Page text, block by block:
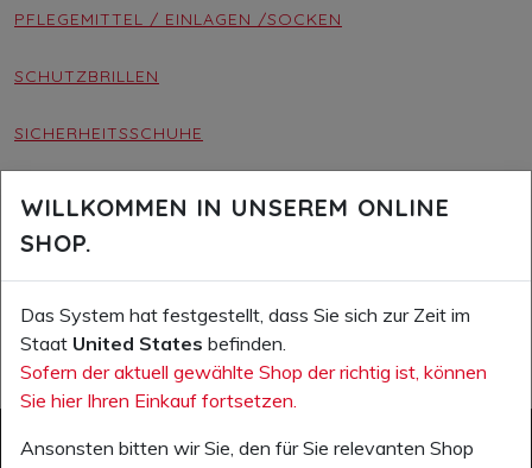
PFLEGEMITTEL / EINLAGEN /SOCKEN
SCHUTZBRILLEN
SICHERHEITSSCHUHE
SPORT- UND FREIZEITSCHUHE
WILLKOMMEN IN UNSEREM ONLINE
SHOP.
Das System hat festgestellt, dass Sie sich zur Zeit im
Staat United States befinden.
Sofern der aktuell gewählte Shop der richtig ist, können
Sie hier Ihren Einkauf fortsetzen.
Ansonsten bitten wir Sie, den für Sie relevanten Shop